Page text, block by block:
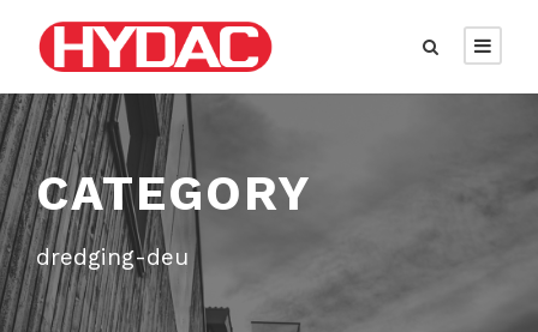
CATEGORY
dredging-deu